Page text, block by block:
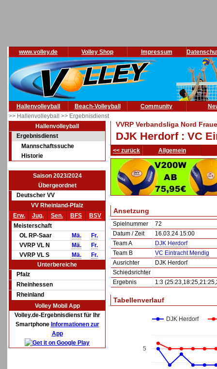
www.volley.de Volley Shop Impressum
Hallenvolleyball Beach-Volleyball Community
>> Hallenvolleyball >> Ergebnisdienst
Hallenvolleyball
Ergebnisdienst
Mannschaftssuche
Historie
Saison 2023/2024
Übergeordnet
Deutscher VV
VV Rheinland-Pfalz
Erw.
Jug. Sen. BFS
BSV
Meisterschaft
OL RP-Saar
Mä.
Fr.
VVRP VL N
Mä.
Fr.
VVRP VL S
Mä.
Fr.
Unterbereiche
Pfalz
Rheinhessen
Rheinland
Volley Mobil App
Volley.de-Ergebnisdienst für Ihr
Smartphone Informationen zur
App
VVRP Verbandsliga Nord
DJK Herdorf : VC
<< zurück Allgemein
Ansetzung
Spielnummer
72
Datum / Zeit
16.03.24 15:00
Team A
DJK Herdorf
Team B
VC Eintracht Mendig
Ausrichter
DJK Herdorf
Schiedsrichter
Ergebnis
1:3
Tabellenverlauf
DJK Herdorf
5